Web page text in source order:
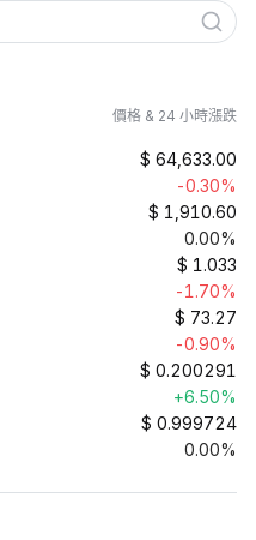
價格 & 24 小時漲跌
$ 64,633.00
-0.30%
$ 1,910.60
0.00%
$ 1.033
-1.70%
$ 73.27
-0.90%
$ 0.200291
+6.50%
$ 0.999724
0.00%